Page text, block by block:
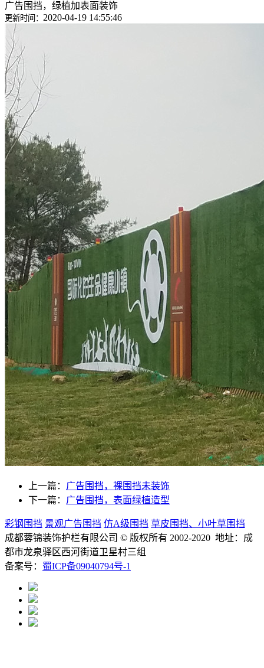
广告围挡，绿植加表面装饰
更新时间： 2020-04-19 14:55:46
上一篇： 广告围挡，裸围挡未装饰
下一篇： 广告围挡，表面绿植造型
彩钢围挡 景观广告围挡 仿A级围挡 草皮围挡、小叶草围挡
成都蓉锦装饰护栏有限公司 © 版权所有 2002-2020 地址：成
都市龙泉驿区西河街道卫星村三组
备案号： 蜀ICP备09040794号-1